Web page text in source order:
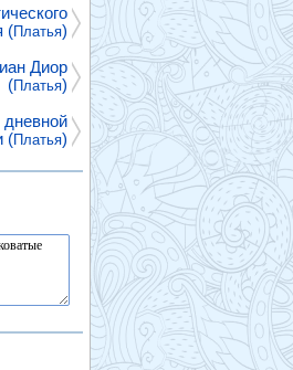
( Платья)
Диор
( Платья)
дневной
( Платья)